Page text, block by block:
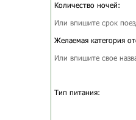
Количество ночей:
Или впишите срок
Желаемая категория
Или впишите свое
Тип питания: